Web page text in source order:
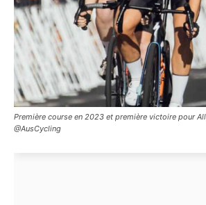
Première course en 2023 et première victoire pour
@AusCycling